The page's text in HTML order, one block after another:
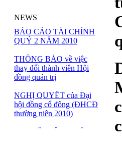
NEWS
BÁO CÁO TÀI CHÍNH
QUÝ 2 NĂM 2010
THÔNG BÁO về việc
thay đổi thành viên Hội
đồng quản trị
NGHỊ QUYẾT của Đại
hội đồng cổ đông (ĐHCĐ
thường niên 2010)